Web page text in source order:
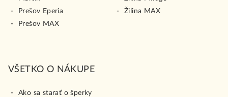
Prešov Eperia
Prešov MAX
Žilina MAX
VŠETKO O NÁKUPE
Ako sa starať o šperky